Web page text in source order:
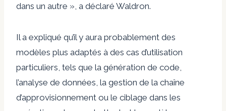
dans un autre », a déclaré Waldron.
Il a expliqué qu’il y aura probablement des
modèles plus adaptés à des cas d’utilisation
particuliers, tels que la génération de code,
l’analyse de données, la gestion de la chaîne
d’approvisionnement ou le ciblage dans les